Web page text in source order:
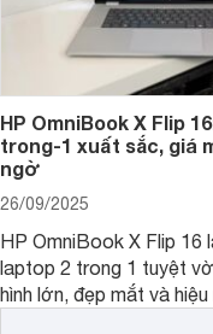
HP OmniBook X Flip
trong-1 xuất sắc, giá
ngờ
26/09/2025
HP OmniBook X Flip 16
laptop 2 trong 1 tuyệt
hình lớn, đẹp mắt và hiệu